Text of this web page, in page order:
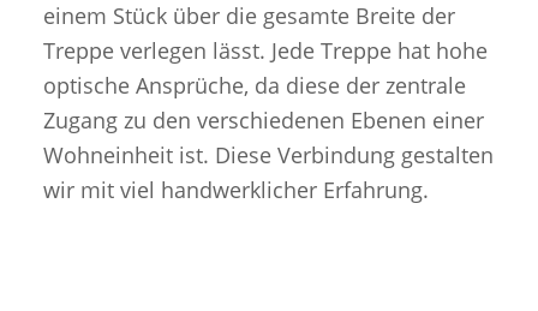
einem Stück über die gesamte Breite der
Treppe verlegen lässt. Jede Treppe hat hohe
optische Ansprüche, da diese der zentrale
Zugang zu den verschiedenen Ebenen einer
Wohneinheit ist. Diese Verbindung gestalten
wir mit viel handwerklicher Erfahrung.